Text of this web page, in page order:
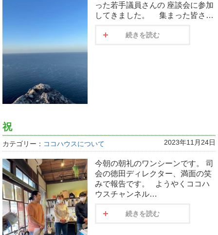
った若手議員さんの 座談会に参加
してきました。 集まった皆さ…
続きを読む
祝
カテゴリー： ココハウスについて 2023年11月24日
今朝の朝礼のワンシーンです。 司
会の徳田ディレクター、満面の笑
みで報告です。 ようやくココハ
ウスチャンネル…
続きを読む